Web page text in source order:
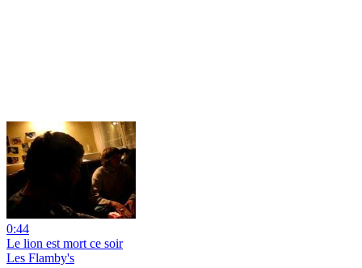
0:44
Le lion est mort ce soir
Les Flamby's